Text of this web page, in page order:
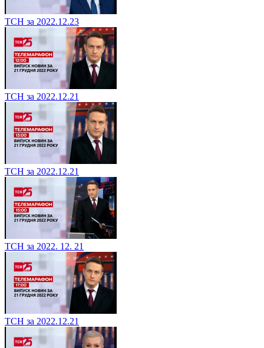
ТСН за 2022.12.23
ТСН за 2022.12.21
ТСН за 2022.12.21
ТСН за 2022. 12. 21
ТСН за 2022.12.21